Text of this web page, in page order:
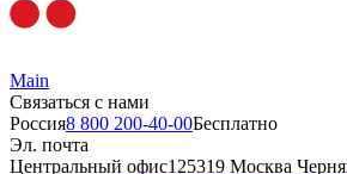
Main
Связаться с нами
Россия8 800 200-40-00Бесплатно
Эл. почта
Центральный офис125319 Москва